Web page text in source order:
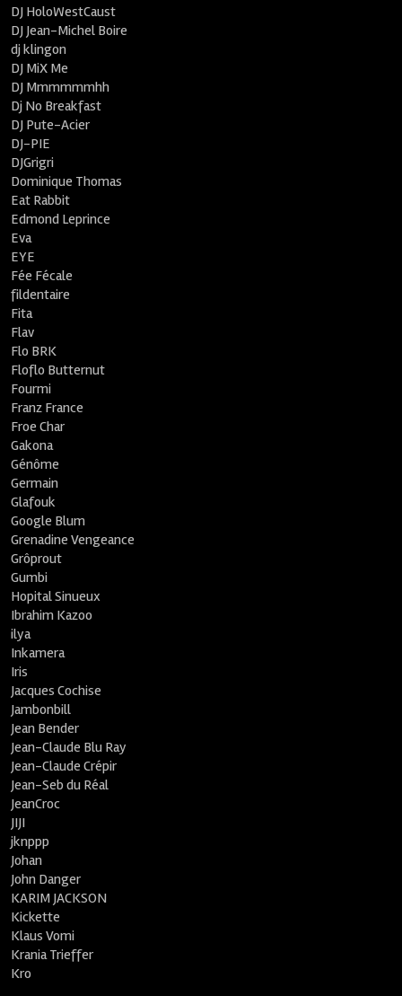
DJ HoloWestCaust
DJ Jean-Michel Boire
dj klingon
DJ MiX Me
DJ Mmmmmmhh
Dj No Breakfast
DJ Pute-Acier
DJ-PIE
DJGrigri
Dominique Thomas
Eat Rabbit
Edmond Leprince
Eva
EYE
Fée Fécale
fildentaire
Fita
Flav
Flo BRK
Floflo Butternut
Fourmi
Franz France
Froe Char
Gakona
Génôme
Germain
Glafouk
Google Blum
Grenadine Vengeance
Grôprout
Gumbi
Hopital Sinueux
Ibrahim Kazoo
ilya
Inkamera
Iris
Jacques Cochise
Jambonbill
Jean Bender
Jean-Claude Blu Ray
Jean-Claude Crépir
Jean-Seb du Réal
JeanCroc
JIJI
jknppp
Johan
John Danger
KARIM JACKSON
Kickette
Klaus Vomi
Krania Trieffer
Kro